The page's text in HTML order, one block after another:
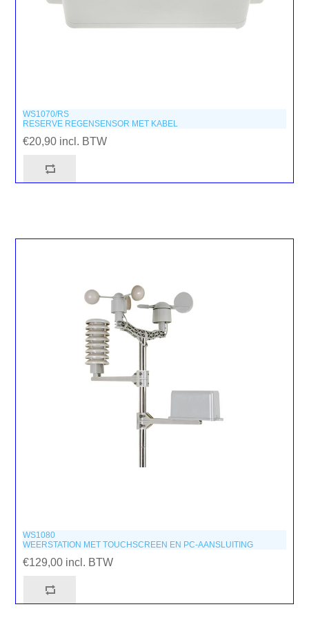
WS1070/RS
RESERVE REGENSENSOR MET KABEL
€20,90 incl. BTW
WS1080
WEERSTATION MET TOUCHSCREEN EN PC-AANSLUITING
€129,00 incl. BTW